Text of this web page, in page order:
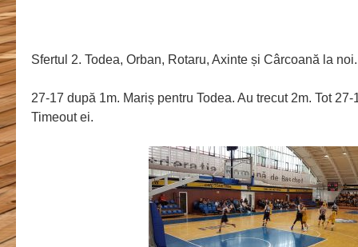
Sfertul 2. Todea, Orban, Rotaru, Axinte și Cârcoană la noi.
27-17 după 1m. Mariș pentru Todea. Au trecut 2m. Tot
Timeout ei.